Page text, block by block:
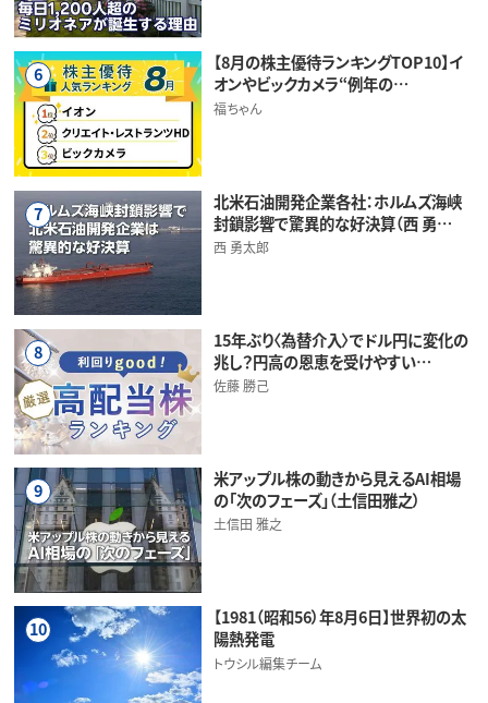
6
【8月の株主優待ランキングTOP10】イ
オンやビックカメラ“例年の…
福ちゃん
7
北米石油開発企業各社：ホルムズ海峡
封鎖影響で驚異的な好決算（西 勇…
西 勇太郎
8
15年ぶり〈為替介入〉でドル円に変化の
兆し？円高の恩恵を受けやすい…
佐藤 勝己
9
米アップル株の動きから見えるAI相場
の「次のフェーズ」（土信田雅之）
土信田 雅之
10
【1981（昭和56）年8月6日】世界初の太
陽熱発電
トウシル編集チーム